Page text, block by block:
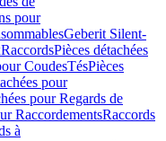
pour
Geberit Silent-
RaccordsPièces détachées
CoudesTésPièces
pour
pour Regards de
RaccordementsRaccords
à